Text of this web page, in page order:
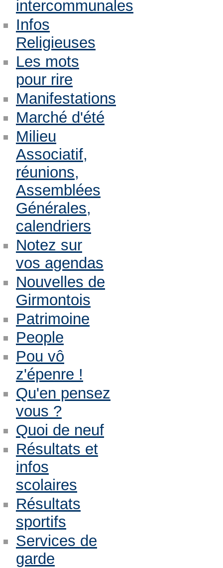
intercommunales
Infos
Religieuses
Les mots
pour rire
Manifestations
Marché d'été
Milieu
Associatif,
réunions,
Assemblées
Générales,
calendriers
Notez sur
vos agendas
Nouvelles de
Girmontois
Patrimoine
People
Pou vô
z'épenre !
Qu'en pensez
vous ?
Quoi de neuf
Résultats et
infos
scolaires
Résultats
sportifs
Services de
garde